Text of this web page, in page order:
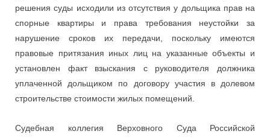
решения суды исходили из отсутствия у дольщика прав на
спорные квартиры и права требования неустойки за
нарушение сроков их передачи, поскольку имеются
правовые притязания иных лиц на указанные объекты и
установлен факт взыскания с руководителя должника
уплаченной дольщиком по договору участия в долевом
строительстве стоимости жилых помещений.
Судебная коллегия Верховного Суда Российской